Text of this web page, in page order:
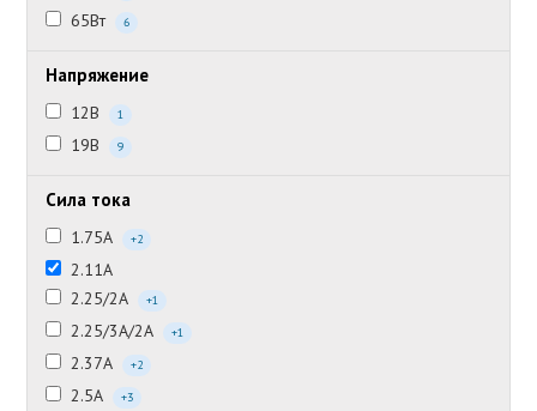
65Вт 6
Напряжение
12В 1
19В 9
Сила тока
1.75А +2
2.11А
2.25/2А
+1
2.25/3А/2А +1
2.37А +2
2.5А +3